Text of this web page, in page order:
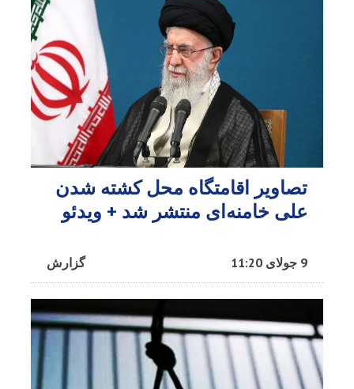
تصاویر اقامتگاه محل کشته شدن
علی خامنه‌ای منتشر شد + ویدئو
گزارش 9 جولای 11:20